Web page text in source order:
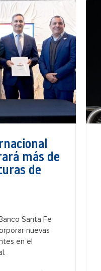
más de
de
Santa Fe
nuevas
en el